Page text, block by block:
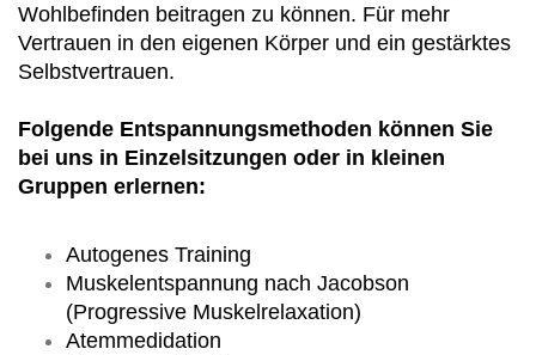
Wohlbefinden beitragen zu können. Für mehr
Vertrauen in den eigenen Körper und ein gestärktes
Selbstvertrauen.
Folgende Entspannungsmethoden können Sie
bei uns in Einzelsitzungen oder in kleinen
Gruppen erlernen:
Autogenes Training
Muskelentspannung nach Jacobson
(Progressive Muskelrelaxation)
Atemmedidation